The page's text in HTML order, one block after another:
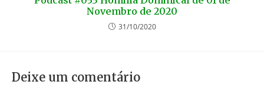
Novembro de 2020
31/10/2020
Deixe um comentário